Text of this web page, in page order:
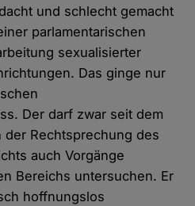
und schlecht gemacht
parlamentarischen
sexualisierter
Das ginge nur
Der darf zwar seit dem
der Rechtsprechung des
auch Vorgänge
Bereichs untersuchen. Er
hoffnungslos